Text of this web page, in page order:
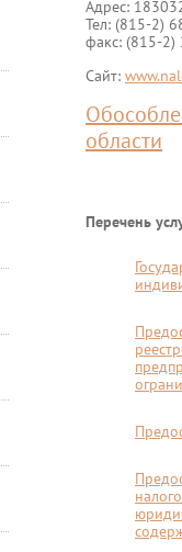
Адрес:
Тел: (815-2)
факс: (815-
Сайт:
области
Перечень